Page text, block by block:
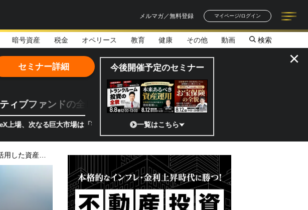
メルマガ／無料登録
マイページ/ログイン
記事一覧
著者一覧
暗号資産 税金 オペリース 教育 健康 その他 動画 検索
ィブファンドの全貌
巨大市場は「宇宙!?」 日本の宇宙ベンチャーのココがスゴイ！／補助金から実需へ、知られざ
セミナー詳細 今後開催予定のセミナー
一覧はこちら
×